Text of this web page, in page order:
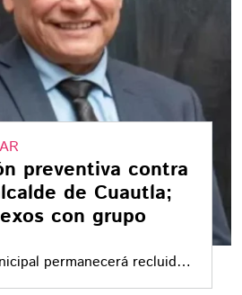
preventiva contra
de Cuautla;
con grupo
permanecerá recluido
federal mientras